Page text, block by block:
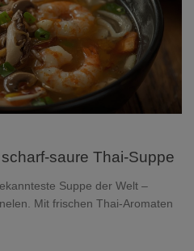
saure Thai-Suppe
Suppe der Welt –
Mit frischen Thai-Aromaten